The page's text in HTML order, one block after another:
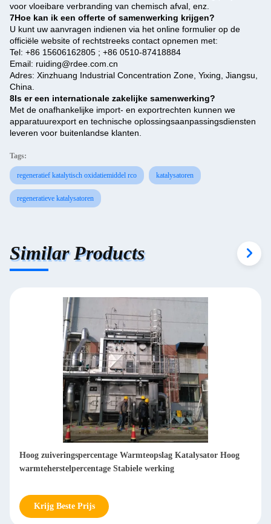
voor vloeibare verbranding van chemisch afval, enz.
7Hoe kan ik een offerte of samenwerking krijgen?
U kunt uw aanvragen indienen via het online formulier op de
officiële website of rechtstreeks contact opnemen met:
Tel: +86 15606162805 ; +86 0510-87418884
Email: ruiding@rdee.com.cn
Adres: Xinzhuang Industrial Concentration Zone, Yixing, Jiangsu,
China.
8Is er een internationale zakelijke samenwerking?
Met de onafhankelijke import- en exportrechten kunnen we
apparatuurexport en technische oplossingsaanpassingsdiensten
leveren voor buitenlandse klanten.
Tags:
regeneratief katalytisch oxidatiemiddel rco katalysatoren
regeneratieve katalysatoren
Similar Products
Katalysatie reactie regeneratieve katalysator oxidator laag
energieverbruik warmte opslag
Krijg Beste Prijs